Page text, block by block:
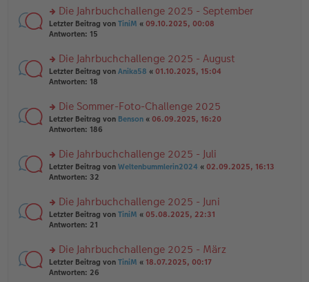
1
v
o
n
1
rs
te
n
g
el
e
n
er
tr
a
g
Die Jahrbuchchallenge 2025 - September
Letzter Beitrag von TiniM « 09.10.2025, 00:08
Antworten: 15
rs
te
n
g
el
e
n
er
tr
a
g
Die Jahrbuchchallenge 2025 - August
Letzter Beitrag von Anika58 « 01.10.2025, 15:04
Antworten: 18
rs
te
n
g
el
e
n
er
tr
a
g
Die Sommer-Foto-Challenge 2025
Letzter Beitrag von Benson « 06.09.2025, 16:20
Antworten: 186
rs
te
n
g
el
e
n
er
Die Jahrbuchchallenge 2025 - Juli
Letzter Beitrag von Weltenbummlerin2024 « 02.09.2025, 16:13
Antworten: 32
rs
te
n
g
el
Die Jahrbuchchallenge 2025 - Juni
Letzter Beitrag von TiniM « 05.08.2025, 22:31
Antworten: 21
rs
te
Die Jahrbuchchallenge 2025 - März
Letzter Beitrag von TiniM « 18.07.2025, 00:17
Antworten: 26